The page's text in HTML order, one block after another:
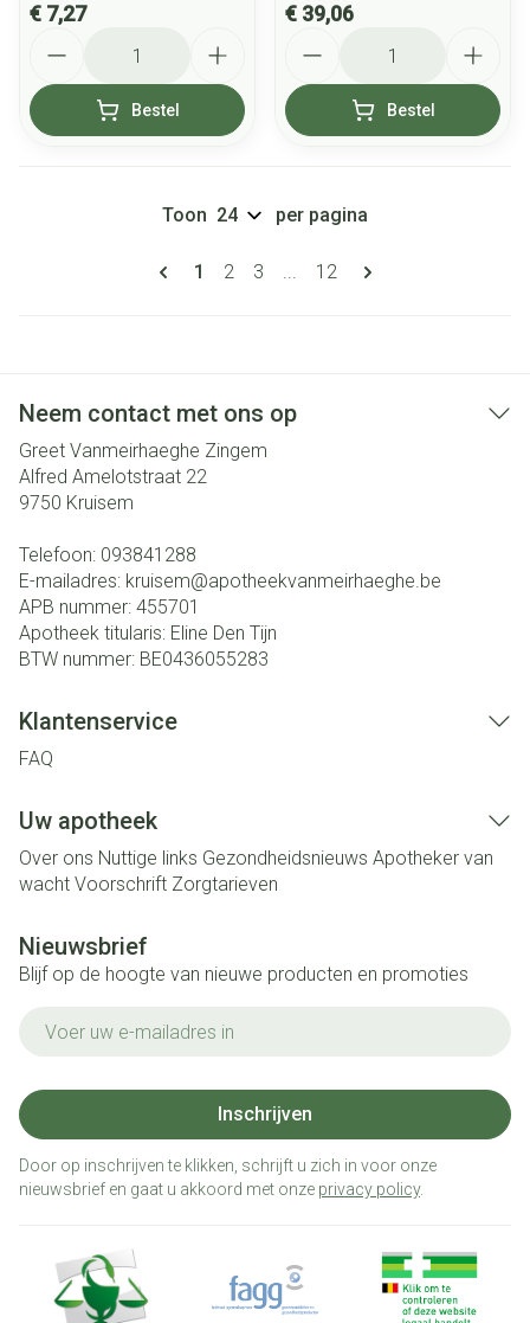
€ 7,27
Bestel
€ 39,06
Bestel
Pagina's
U lees momenteel pagina
1 Pagina
2 Pagina
3 ... Pagina
12
Toon per pagina
Neem contact met ons op
Greet Vanmeirhaeghe Zingem
Alfred Amelotstraat 22
9750 Kruisem
Telefoon: 093841288
E-mailadres: kruisem@apotheekvanmeirhaeghe.be
APB nummer: 455701
Apotheek titularis: Eline Den Tijn
BTW nummer: BE0436055283
Klantenservice
FAQ
Uw apotheek
Over ons Nuttige links Gezondheidsnieuws Apotheker van
wacht Voorschrift Zorgtarieven
Nieuwsbrief
Blijf op de hoogte van nieuwe producten en promoties
Inschrijven
Door op inschrijven te klikken, schrijft u zich in voor onze
nieuwsbrief en gaat u akkoord met onze privacy policy.